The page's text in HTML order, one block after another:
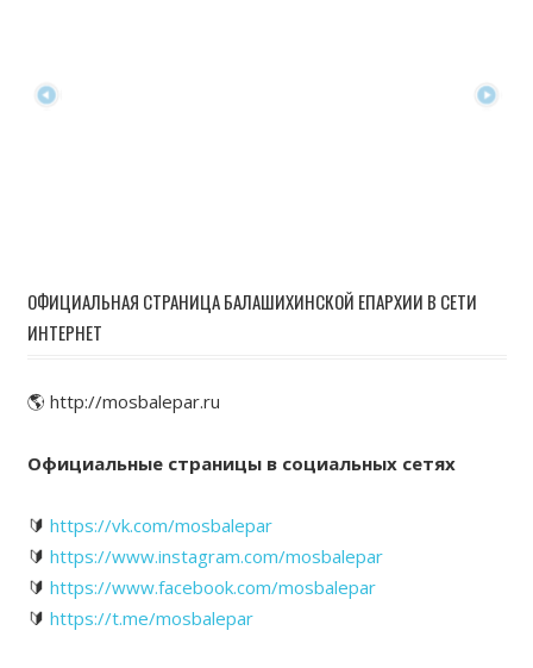
ОФИЦИАЛЬНАЯ СТРАНИЦА БАЛАШИХИНСКОЙ ЕПАРХИИ В СЕТИ
ИНТЕРНЕТ
🌎 http://mosbalepar.ru
Официальные страницы в социальных сетях
🔰 https://vk.com/mosbalepar
🔰 https://www.instagram.com/mosbalepar
🔰 https://www.facebook.com/mosbalepar
🔰 https://t.me/mosbalepar